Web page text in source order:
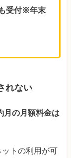
受付※年末
れない
月の月額料金は
トの利用が可